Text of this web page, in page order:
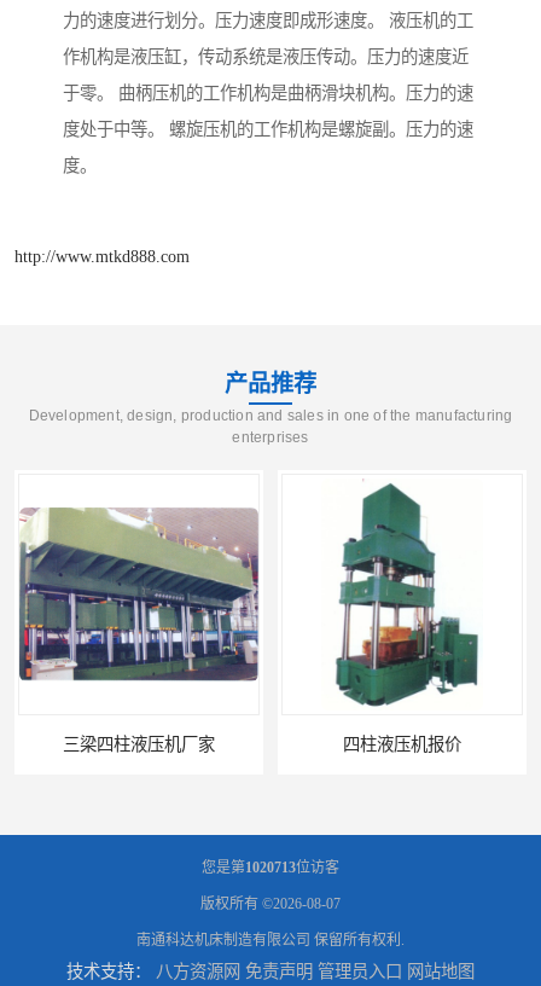
力的速度进行划分。压力速度即成形速度。 液压机的工
作机构是液压缸，传动系统是液压传动。压力的速度近
于零。 曲柄压机的工作机构是曲柄滑块机构。压力的速
度处于中等。 螺旋压机的工作机构是螺旋副。压力的速
度。
http://www.mtkd888.com
产品推荐
Development, design, production and sales in one of the manufacturing
enterprises
三梁四柱液压机厂家 四柱液压机报价
您是第1020713位访客
版权所有 ©2026-08-07
南通科达机床制造有限公司 保留所有权利.
技术支持： 八方资源网 免责声明 管理员入口 网站地图